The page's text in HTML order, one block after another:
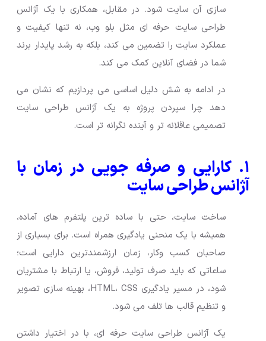
سازی آن سایت شود. در مقابل، همکاری با یک آژانس
طراحی سایت حرفه ای مثل بلو وب، نه تنها کیفیت و
عملکرد سایت را تضمین می کند، بلکه به رشد پایدار برند
شما در فضای آنلاین کمک می کند.
در ادامه به شش دلیل اساسی می پردازیم که نشان می
دهد چرا سپردن پروژه به یک آژانس طراحی سایت
تصمیمی عاقلانه تر و آینده نگرانه تر است.
۱. کارایی و صرفه جویی در زمان با
آژانس طراحی سایت
ساخت سایت، حتی با ساده ترین پلتفرم های آماده،
همیشه با یک منحنی یادگیری همراه است. برای بسیاری از
صاحبان کسب وکار، زمان ارزشمندترین دارایی است؛
ساعاتی که باید صرف تولید، فروش، یا ارتباط با مشتریان
شود، در مسیر یادگیری HTML، CSS، بهینه سازی تصویر
و تنظیم قالب ها تلف می شود.
یک آژانس طراحی سایت حرفه ای، با در اختیار داشتن